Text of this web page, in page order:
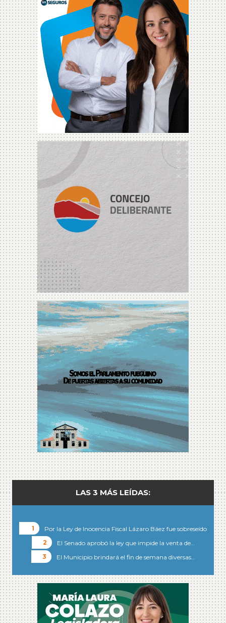
LAS 3 MÁS LEÍDAS:
Por la Ley de Inocencia Fiscal Lázaro Báez fue sobreseído
El Senado aprobó la ley que impide la venta de…
El Municipio brindará el fin de semana diversas…